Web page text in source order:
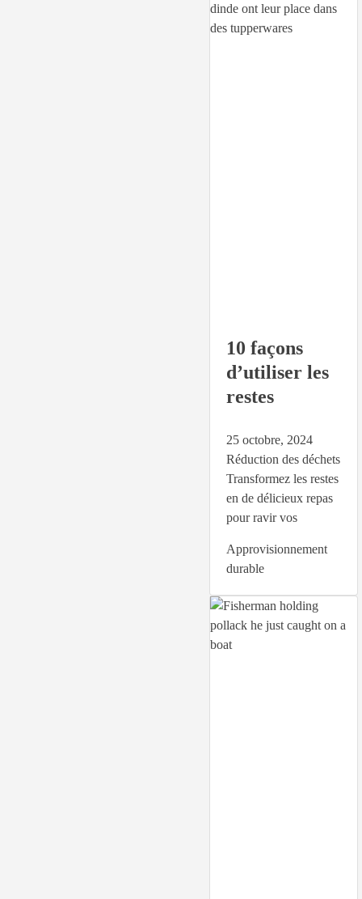
10 façons
d’utiliser les
restes
25 octobre, 2024
Réduction des déchets
Transformez les restes
en de délicieux repas
pour ravir vos
Approvisionnement
durable